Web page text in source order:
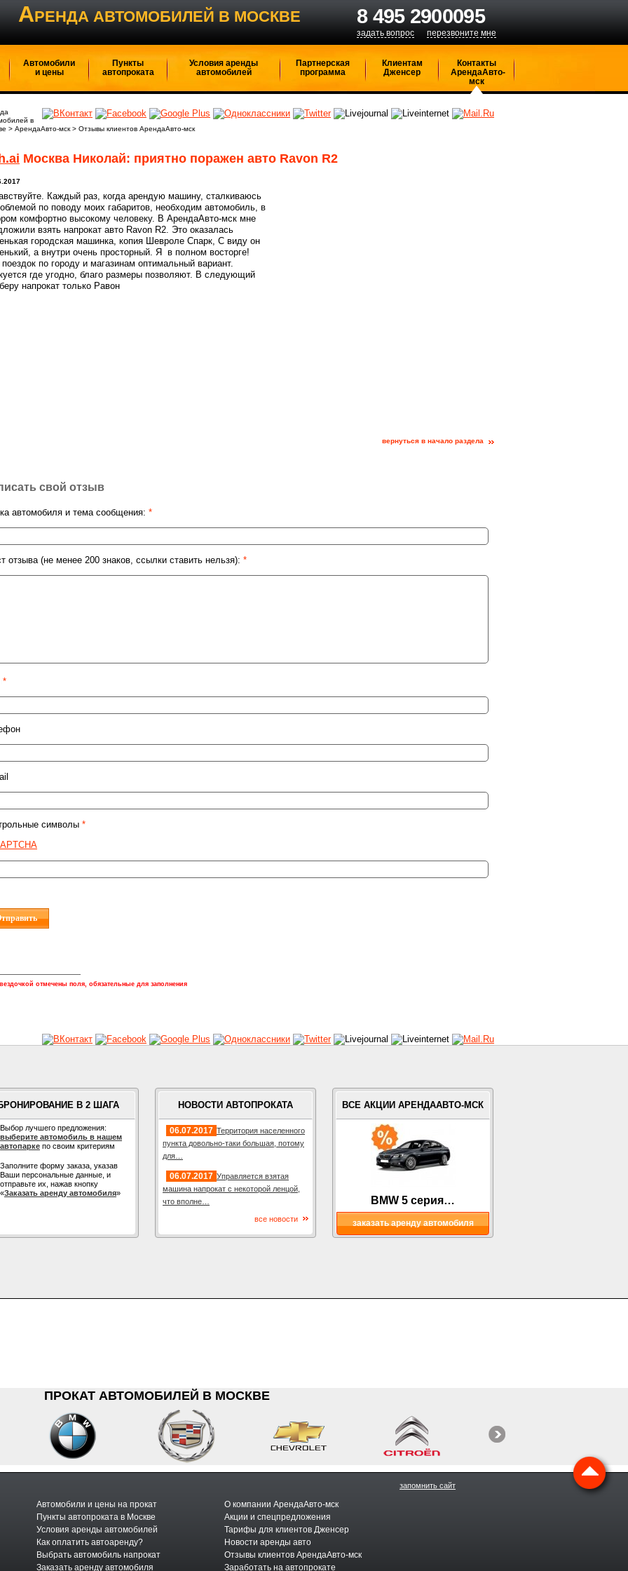
АРЕНДА АВТОМОБИЛЕЙ В МОСКВЕ 8 495 2900095
задать вопрос перезвоните мне
Автомобили
и цены
Пункты
автопроката
Условия аренды
автомобилей
Партнерская
программа
Клиентам
Дженсер
Контакты
АрендаАвто-
мск
в
> АрендаАвто-мск > Отзывы клиентов АрендаАвто-мск
Москва Николай: приятно поражен авто Ravon R2
Каждый раз, когда арендую машину, сталкиваюсь
по поводу моих габаритов, необходим автомобиль, в
комфортно высокому человеку. В АрендаАвто-мск мне
взять напрокат авто Ravon R2. Это оказалась
городская машинка, копия Шевроле Спарк, С виду он
а внутри очень просторный. Я в полном восторге!
по городу и магазинам оптимальный вариант.
где угодно, благо размеры позволяют. В следующий
напрокат только Равон
вернуться в начало раздела
свой отзыв
автомобиля и тема сообщения: *
отзыва (не менее 200 знаков, ссылки ставить нельзя): *
*
символы *
отмечены поля, обязательные для заполнения
В 2 ШАГА
Выбор лучшего предложения:
выберите автомобиль в нашем
автопарке по своим критериям
Заполните форму заказа, указав
Ваши персональные данные, и
отправьте их, нажав кнопку
«Заказать аренду автомобиля»
НОВОСТИ АВТОПРОКАТА
06.07.2017 Территория населенного
пункта довольно-таки большая, потому
для…
06.07.2017 Управляется взятая
машина напрокат с некоторой ленцой,
что вполне…
все новости
ВСЕ АКЦИИ АРЕНДААВТО-МСК
BMW 5 серия…
заказать аренду автомобиля
ПРОКАТ АВТОМОБИЛЕЙ В МОСКВЕ
Автомобили и цены на прокат
Пункты автопроката в Москве
Условия аренды автомобилей
Как оплатить автоаренду?
Выбрать автомобиль напрокат
Заказать аренду автомобиля
О компании АрендаАвто-мск
Акции и спецпредложения
Тарифы для клиентов Дженсер
Новости аренды авто
Отзывы клиентов АрендаАвто-мск
Заработать на автопрокате
запомнить сайт